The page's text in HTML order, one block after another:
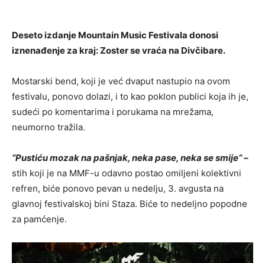
Deseto izdanje Mountain Music Festivala donosi
iznenađenje za kraj: Zoster se vraća na Divčibare.
Mostarski bend, koji je već dvaput nastupio na ovom
festivalu, ponovo dolazi, i to kao poklon publici koja ih je,
sudeći po komentarima i porukama na mrežama,
neumorno tražila.
“Pustiću mozak na pašnjak, neka pase, neka se smije“ –
stih koji je na MMF-u odavno postao omiljeni kolektivni
refren, biće ponovo pevan u nedelju, 3. avgusta na
glavnoj festivalskoj bini Staza. Biće to nedeljno popodne
za pamćenje.